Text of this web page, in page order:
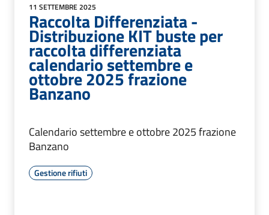
11 SETTEMBRE 2025
Raccolta Differenziata -
Distribuzione KIT buste per
raccolta differenziata
calendario settembre e
ottobre 2025 frazione
Banzano
Calendario settembre e ottobre 2025 frazione
Banzano
Gestione rifiuti